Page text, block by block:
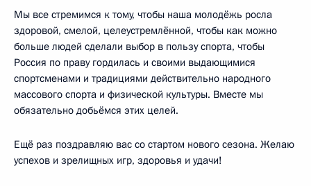
Мы все стремимся к тому, чтобы наша молодёжь росла
здоровой, смелой, целеустремлённой, чтобы как можно
больше людей сделали выбор в пользу спорта, чтобы
Россия по праву гордилась и своими выдающимися
спортсменами и традициями действительно народного
массового спорта и физической культуры. Вместе мы
обязательно добьёмся этих целей.
Ещё раз поздравляю вас со стартом нового сезона. Желаю
успехов и зрелищных игр, здоровья и удачи!